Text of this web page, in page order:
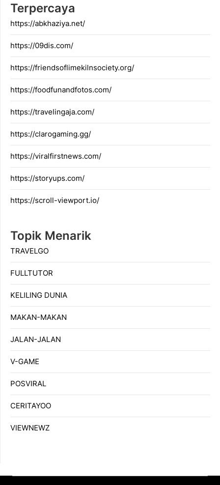
Terpercaya
https://abkhaziya.net/
https://09dis.com/
https://friendsoflimekilnsociety.org/
https://foodfunandfotos.com/
https://travelingaja.com/
https://clarogaming.gg/
https://viralfirstnews.com/
https://storyups.com/
https://scroll-viewport.io/
Topik Menarik
TRAVELGO
FULLTUTOR
KELILING DUNIA
MAKAN-MAKAN
JALAN-JALAN
V-GAME
POSVIRAL
CERITAYOO
VIEWNEWZ